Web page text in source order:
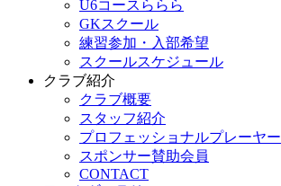
U6コースららら
GKスクール
練習参加・入部希望
スクールスケジュール
クラブ紹介
クラブ概要
スタッフ紹介
プロフェッショナルプレーヤー
スポンサー賛助会員
CONTACT